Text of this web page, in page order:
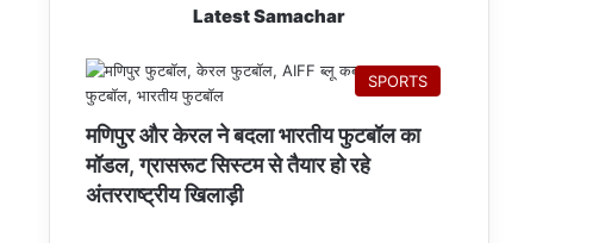
Latest Samachar
SPORTS
मणिपुर और केरल ने बदला भारतीय फुटबॉल का
मॉडल, ग्रासरूट सिस्टम से तैयार हो रहे
अंतरराष्ट्रीय खिलाड़ी